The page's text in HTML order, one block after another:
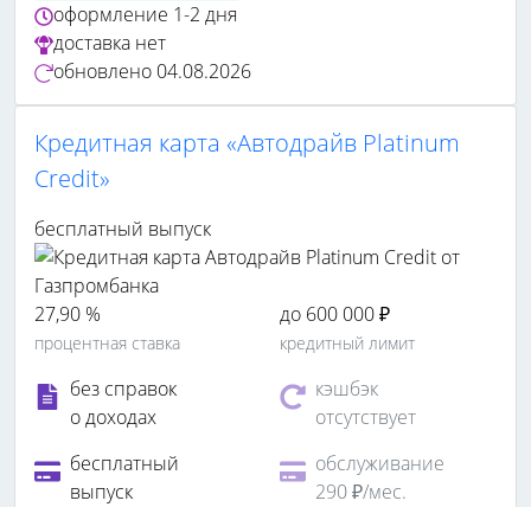
оформление 1-2 дня
доставка нет
обновлено 04.08.2026
Кредитная карта «Автодрайв Platinum
Credit»
бесплатный выпуск
27,90 %
процентная ставка
до 600 000 ₽
кредитный лимит
без справок
о доходах
кэшбэк
отсутствует
бесплатный
выпуск
обслуживание
290 ₽/мес.